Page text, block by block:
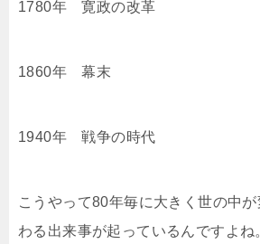
1780年 寛政の改革
1860年 幕末
1940年 戦争の時代
こうやって80年毎に大きく世の中
わる出来事が起っているんですよね